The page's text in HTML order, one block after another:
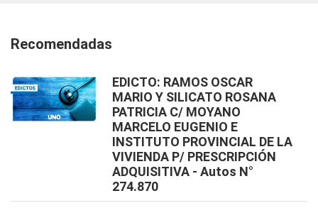
Recomendadas
EDICTO: RAMOS OSCAR
MARIO Y SILICATO ROSANA
PATRICIA C/ MOYANO
MARCELO EUGENIO E
INSTITUTO PROVINCIAL DE LA
VIVIENDA P/ PRESCRIPCIÓN
ADQUISITIVA - Autos N°
274.870